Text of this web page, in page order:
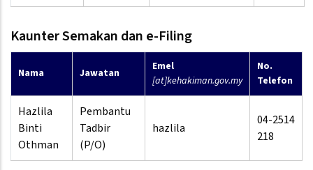
Kaunter Semakan dan e-Filing
Nama Jawatan
Emel
[at]kehakiman.gov.my
No.
Telefon
Hazlila
Binti
Othman
Pembantu
Tadbir
(P/O)
hazlila
04-2514
218